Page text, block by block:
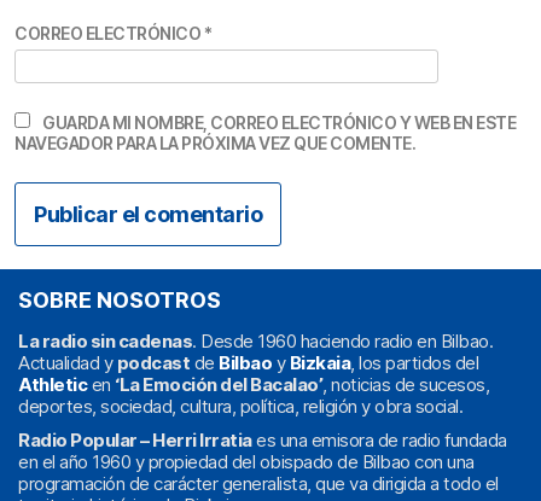
CORREO ELECTRÓNICO *
GUARDA MI NOMBRE, CORREO ELECTRÓNICO Y WEB EN ESTE
NAVEGADOR PARA LA PRÓXIMA VEZ QUE COMENTE.
SOBRE NOSOTROS
La radio sin cadenas. Desde 1960 haciendo radio en Bilbao.
Actualidad y podcast de Bilbao y Bizkaia, los partidos del
Athleticen ‘La Emoción del Bacalao’, noticias de sucesos,
deportes, sociedad, cultura, política, religión y obra social.
Radio Popular – Herri Irratiaes una emisora de radio fundada
en el año 1960 y propiedad del obispado de Bilbao con una
programación de carácter generalista, que va dirigida a todo el